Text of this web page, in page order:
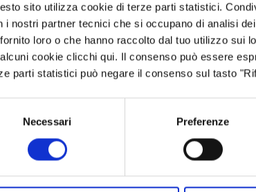
sito utilizza cookie di terze parti statistici.
i nostri partner tecnici che si occupano di analisi
loro o che hanno raccolto dal tuo utilizzo sui
cookie clicchi qui. Il consenso può essere
parti statistici può negare il consenso sul tasto
Necessari Preferenze
Concorsi e selezioni
In scadenza
Conferenza
Sanitaria
Istruzione
Noi Contro
Osservatori
Pari